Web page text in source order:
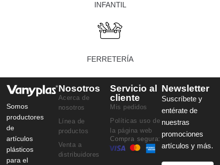
INFANTIL
FERRETERÍA
Somos
productores
de
artículos
plásticos
para el
Nosotros
Acerca de
nosotros
Línea de
productos
Venta a
distribuidores
Servicio al
cliente
Mis pedidos
Políticas uso de
la página web
Compra segura:
Newsletter
Suscríbete y
entérate de
nuestras
promociones
artículos y más.